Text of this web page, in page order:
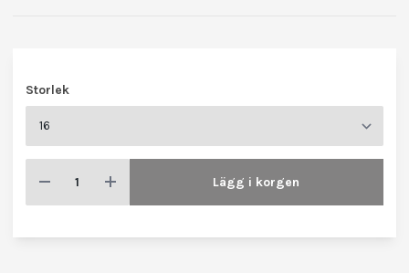
Storlek
Lägg i korgen